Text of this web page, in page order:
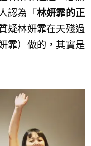
認為「 林妍霏的正
疑林妍霏在天殘過
霏）做的，其實是